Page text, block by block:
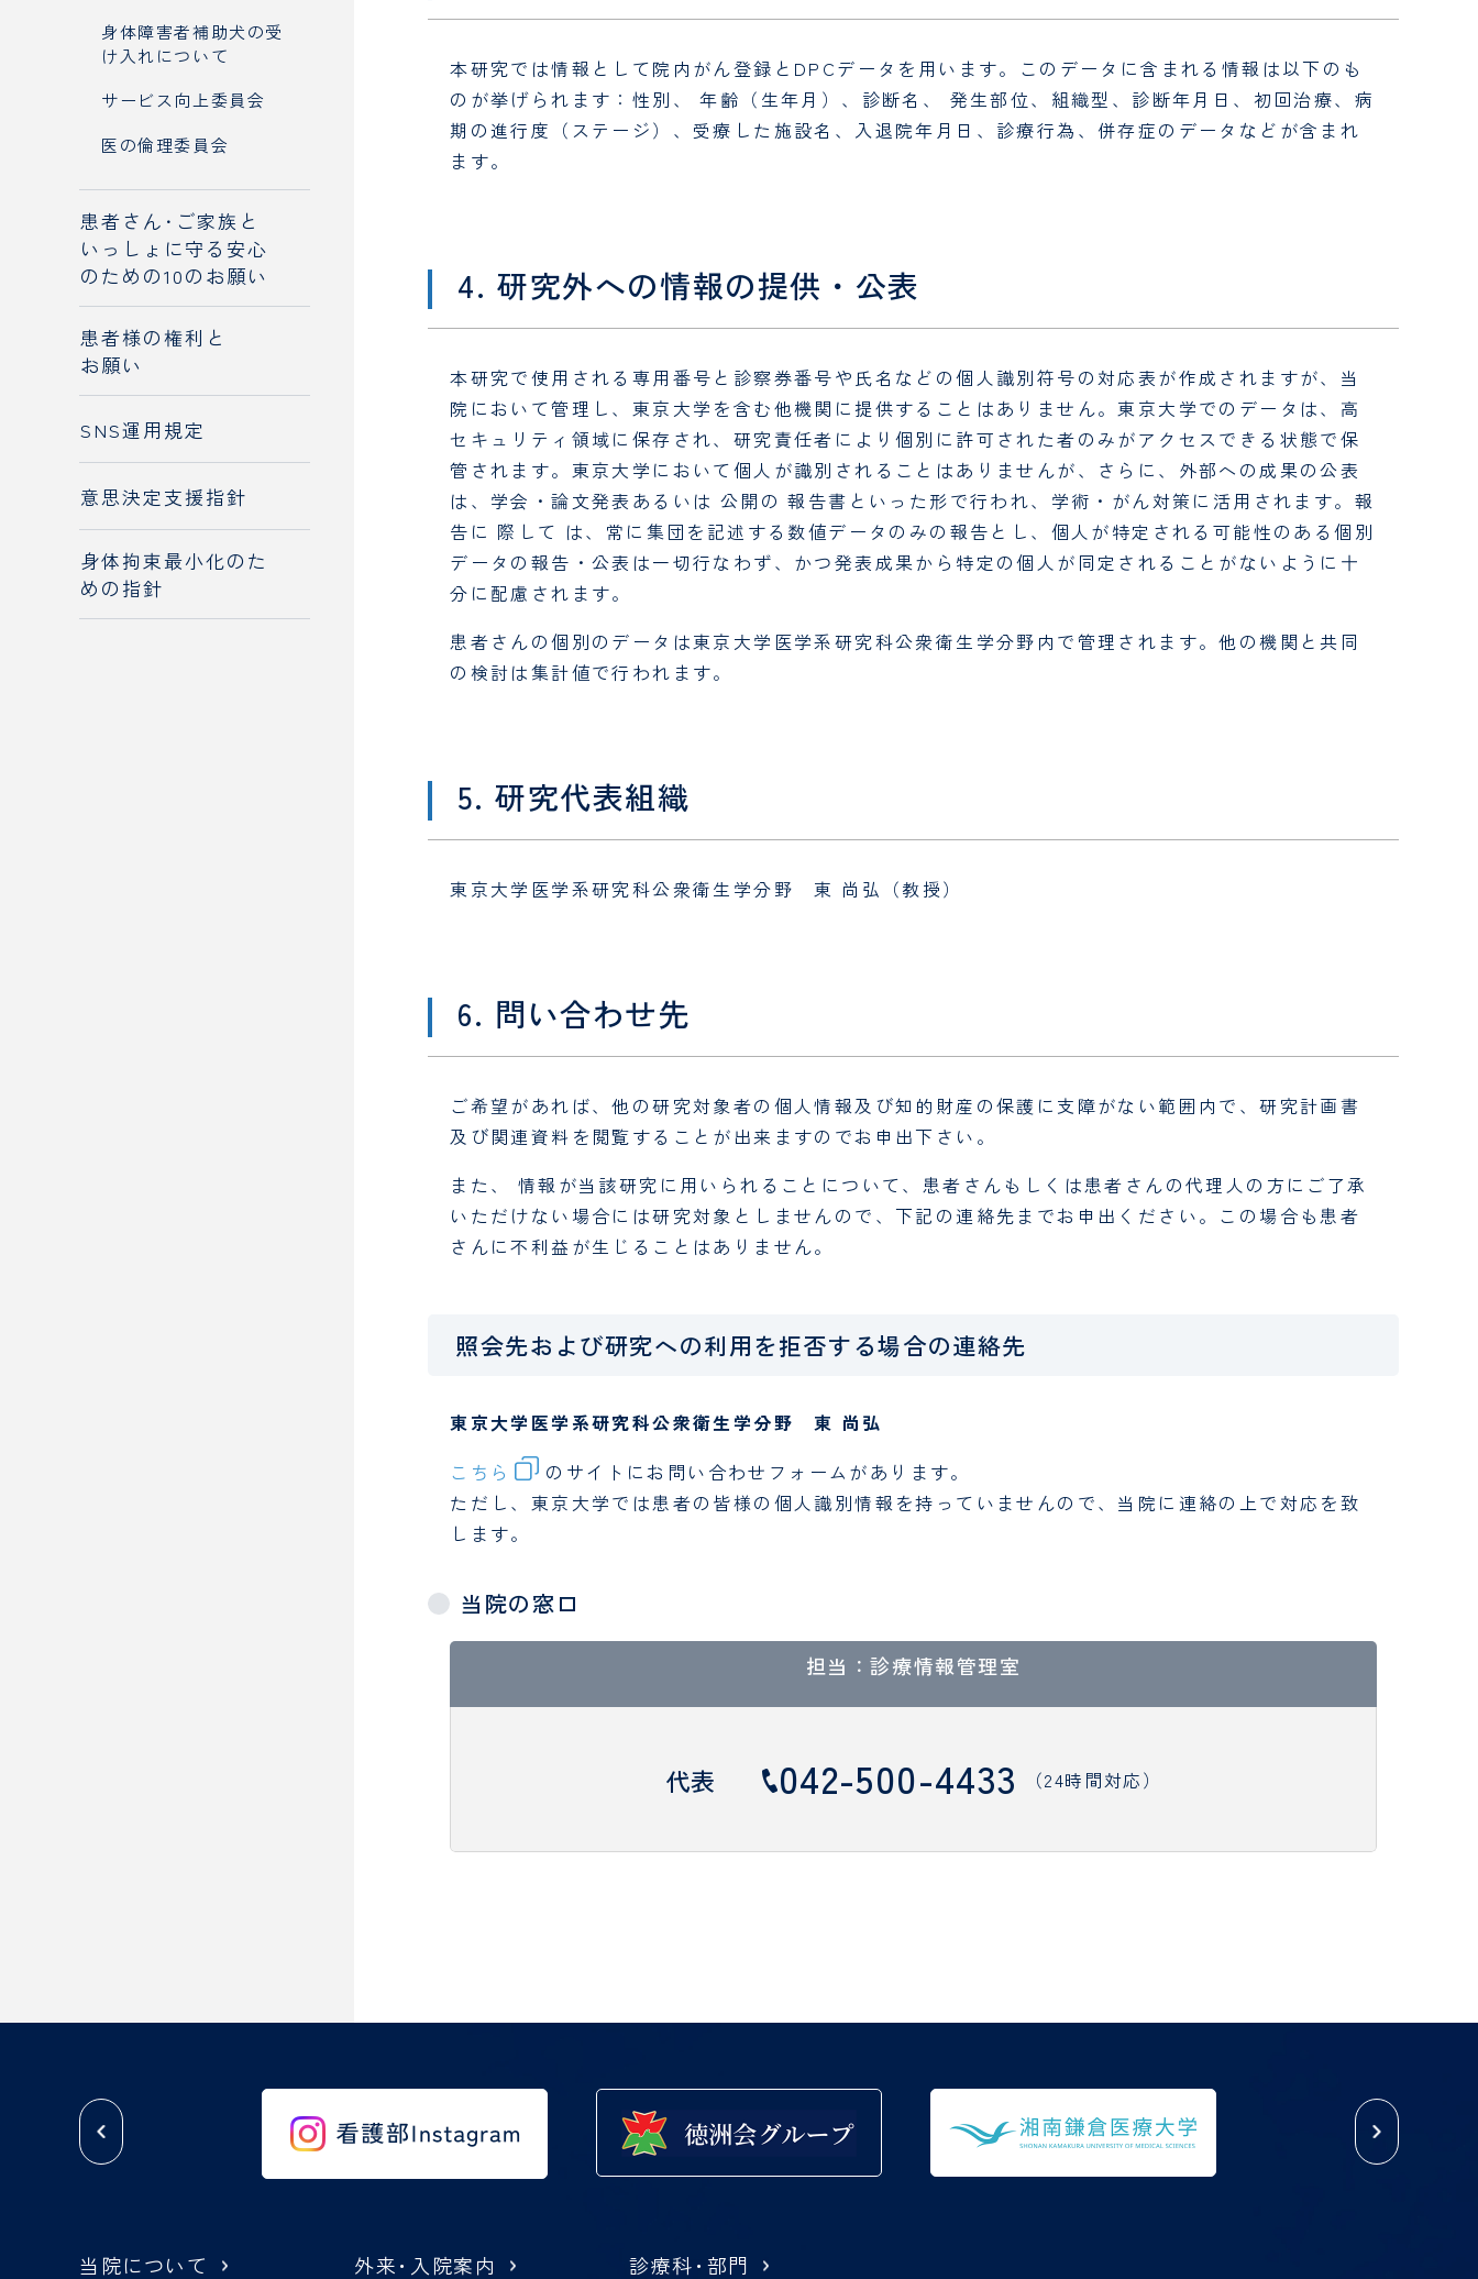
本研究では情報として院内がん登録とDPCデータを用います。このデータに含まれる情報は以下のも
のが挙げられます：性別、 年齢（生年月）、診断名、 発生部位、組織型、診断年月日、初回治療、病
期の進行度（ステージ）、受療した施設名、入退院年月日、診療行為、併存症のデータなどが含まれ
ます。
4. 研究外への情報の提供・公表
本研究で使用される専用番号と診察券番号や氏名などの個人識別符号の対応表が作成されますが、当
院において管理し、東京大学を含む他機関に提供することはありません。東京大学でのデータは、高
セキュリティ領域に保存され、研究責任者により個別に許可された者のみがアクセスできる状態で保
管されます。東京大学において個人が識別されることはありませんが、さらに、外部への成果の公表
は、学会・論文発表あるいは 公開の 報告書といった形で行われ、学術・がん対策に活用されます。報
告に 際して は、常に集団を記述する数値データのみの報告とし、個人が特定される可能性のある個別
データの報告・公表は一切行なわず、かつ発表成果から特定の個人が同定されることがないように十
分に配慮されます。
患者さんの個別のデータは東京大学医学系研究科公衆衛生学分野内で管理されます。他の機関と共同
の検討は集計値で行われます。
5. 研究代表組織
東京大学医学系研究科公衆衛生学分野 東 尚弘（教授）
6. 問い合わせ先
ご希望があれば、他の研究対象者の個人情報及び知的財産の保護に支障がない範囲内で、研究計画書
及び関連資料を閲覧することが出来ますのでお申出下さい。
また、 情報が当該研究に用いられることについて、患者さんもしくは患者さんの代理人の方にご了承
いただけない場合には研究対象としませんので、下記の連絡先までお申出ください。この場合も患者
さんに不利益が生じることはありません。
照会先および研究への利用を拒否する場合の連絡先
東京大学医学系研究科公衆衛生学分野 東 尚弘
こちら
のサイトにお問い合わせフォームがあります。
ただし、東京大学では患者の皆様の個人識別情報を持っていませんので、当院に連絡の上で対応を致
します。
当院の窓口
担当：診療情報管理室
代表 042-500-4433 （24時間対応）
身体障害者補助犬の受
け入れについて
サービス向上委員会
医の倫理委員会
患者さん･ご家族と
いっしょに守る安心
のための10のお願い
患者様の権利と
お願い
SNS運用規定
意思決定支援指針
身体拘束最小化のた
めの指針
当院について 外来・ 入院案内 診療科・ 部門